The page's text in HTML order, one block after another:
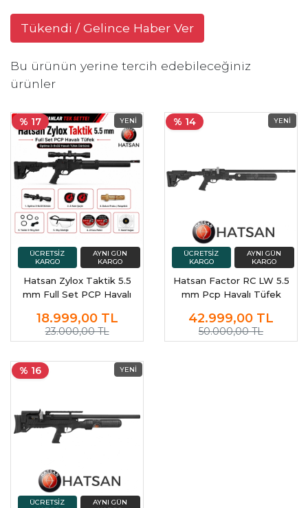
Tükendi / Gelince Haber Ver
Bu ürünün yerine tercih edebileceğiniz
ürünler
% 17
Hatsan Zylox Taktik 5.5
mm Full Set PCP Havalı
18.999,00 TL
23.000,00 TL
% 14
Hatsan Factor RC LW 5.5
mm Pcp Havalı Tüfek
42.999,00 TL
50.000,00 TL
% 16